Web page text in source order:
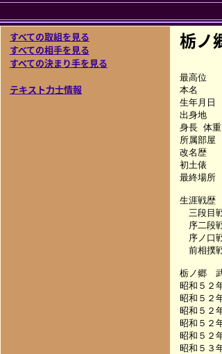
すべての取組を見る
すべての相手を見る
すべての決まり手を見る
テキスト力士情報
栃ノ
最高位　
本名　　
生年月日
出身地　
身長 体
所属部屋
改名歴　
初土俵　
最終場所
生涯戦歴
三段目
序二段
序ノ口
前相撲
栃ノ郷　
昭和５２
昭和５
昭和５
昭和５
昭和５
昭和５